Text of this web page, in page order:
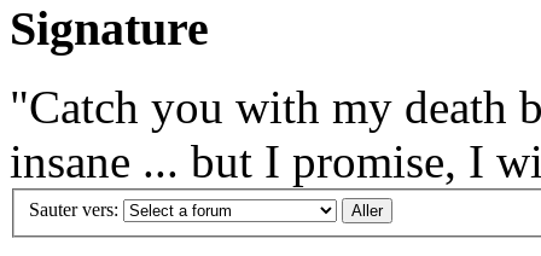
Signature
"Catch you with my death
insane ... but I promise, I
Sauter vers: